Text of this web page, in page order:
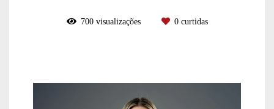
700visualizações 0curtidas